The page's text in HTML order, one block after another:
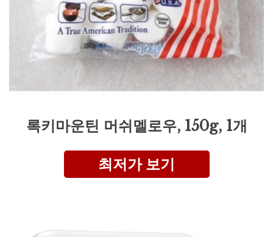
록키마운틴 머쉬멜로우, 150g, 1개
최저가 보기